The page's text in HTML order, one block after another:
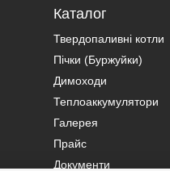
Каталог
Твердопаливні котли
Пічки (Буржуйки)
Димоходи
Теплоаккумулятори
Галерея
Прайс
Документи